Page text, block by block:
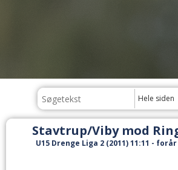
Hele siden
Stavtrup/Viby mod
U15 Drenge Liga 2 (2011) 11:11 - forår